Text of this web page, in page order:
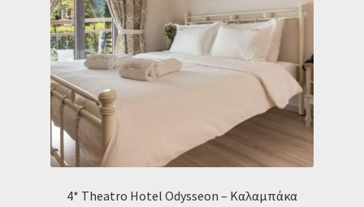
4* Theatro Hotel Odysseon – Καλαμπάκα